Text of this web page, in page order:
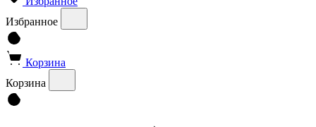
Избранное
Корзина
Корзина